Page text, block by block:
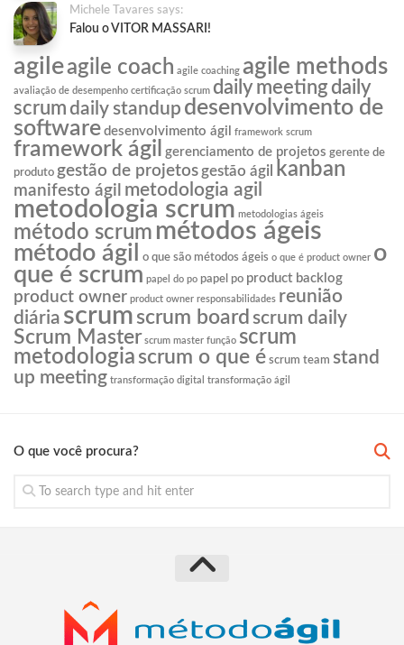
Michele Tavares says:
Falou o VITOR MASSARI!
agileagile coach agile coaching agile methods
avaliação de desempenho certificação scrum daily meeting daily
scrumdaily standup desenvolvimento de
software desenvolvimento ágil framework scrum
framework ágil gerenciamento de projetos gerente de
produto gestão de projetos gestão ágil kanban
manifesto ágil metodologia agil
metodologia scrum metodologias ágeis
método scrum métodos ágeis
método ágil o que são métodos ágeis o que é product owner o
que é scrum papel do po papel po product backlog
product owner product owner responsabilidades reunião
diária scrum scrum board scrum daily
Scrum Master scrum master função scrum
metodologia scrum o que é scrum team stand
up meeting transformação digital transformação ágil
O que você procura?